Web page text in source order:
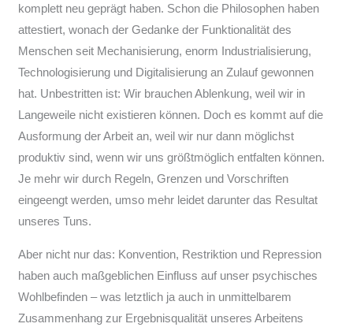
komplett neu geprägt haben. Schon die Philosophen haben
attestiert, wonach der Gedanke der Funktionalität des
Menschen seit Mechanisierung, enorm Industrialisierung,
Technologisierung und Digitalisierung an Zulauf gewonnen
hat. Unbestritten ist: Wir brauchen Ablenkung, weil wir in
Langeweile nicht existieren können. Doch es kommt auf die
Ausformung der Arbeit an, weil wir nur dann möglichst
produktiv sind, wenn wir uns größtmöglich entfalten können.
Je mehr wir durch Regeln, Grenzen und Vorschriften
eingeengt werden, umso mehr leidet darunter das Resultat
unseres Tuns.
Aber nicht nur das: Konvention, Restriktion und Repression
haben auch maßgeblichen Einfluss auf unser psychisches
Wohlbefinden – was letztlich ja auch in unmittelbarem
Zusammenhang zur Ergebnisqualität unseres Arbeitens